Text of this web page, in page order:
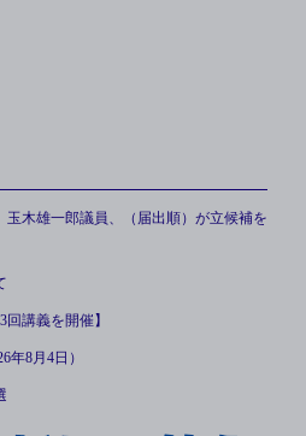
玉木雄一郎議員、（届出順）が立候補を
回講義を開催】
年8月4日）